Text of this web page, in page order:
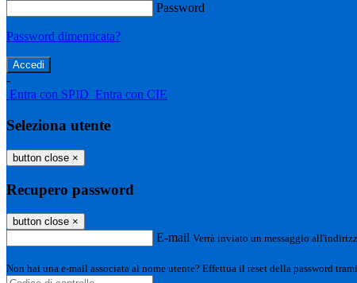
Password
Password dimenticata?
-
Entra con SPID Entra con CIE
Seleziona utente
button close ×
Recupero password
button close ×
E-mail Verrà inviato un messaggio
Non hai una e-mail associata al nome utente? Effettua il reset della password